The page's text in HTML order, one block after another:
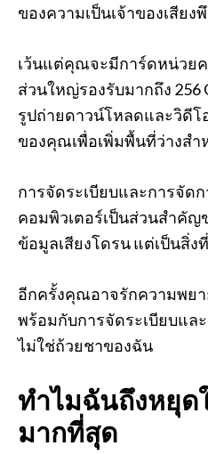
ของความเป็นเจ้าของเสียง
เว้นแต่คุณจะมีการ์ดหน่วย
ส่วนใหญ่รองรับมากถึง 256
รูปถ่ายดาวน์โหลดและวิดี
ของคุณเพื่อเพิ่มพื้นที่ว่างสำ
การจัดระเบียบและการจัด
คอมพิวเตอร์เป็นส่วนสำคัญ
ข้อมูลเสียงโดรน แต่เป็นสิ่ง
อีกครั้งคุณอาจรักความพย
พร้อมกับการจัดระเบียบแล
ไม่ใช่ถ้วยชาของฉัน
ทำไมฉันถึงหยุ
มากที่สุด